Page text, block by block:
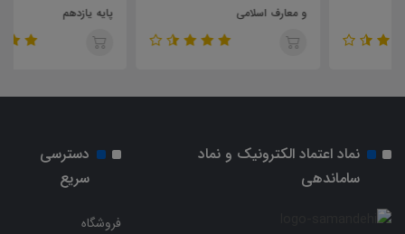
نماد اعتماد الکترونیک و نماد
ساماندهی
دسترسی
سریع
فروشگاه